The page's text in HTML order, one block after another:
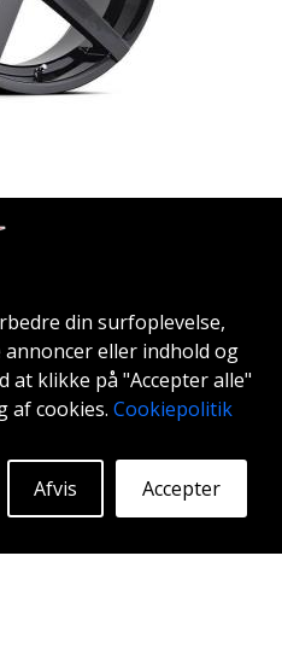
din surfoplevelse,
eller indhold og
at klikke på "Accepter alle"
af cookies. Cookiepolitik
Accepter
Afvis
Mere Info